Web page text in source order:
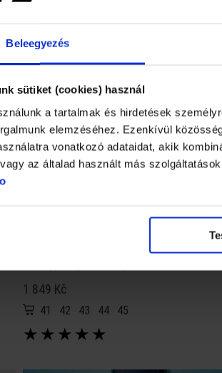
Beleegyezés
sütiket (cookies) használ
a tartalmak és hirdetések
elemzéséhez. Ezenkívül
vonatkozó adataidat, akik
az általad használt más
1 849 Kč
41 42 43 44 45
★ ★ ★ ★ ★